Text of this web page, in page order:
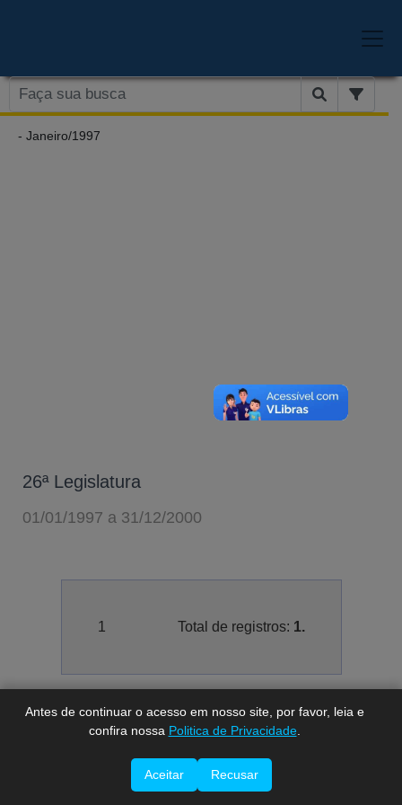
Antes de continuar o acesso em nosso site, por favor, leia e
confira nossa Politica de Privacidade.
Aceitar Recusar
- Janeiro/1997
26ª Legislatura
01/01/1997 a 31/12/2000
1 Total de registros: 1.